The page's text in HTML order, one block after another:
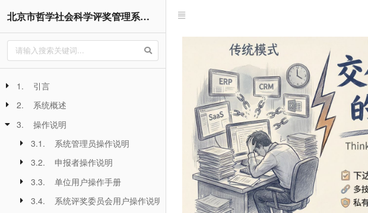
北京市哲学社会科学评奖管理系统用户操作手册
1. 引言
2. 系统概述
3. 操作说明
3.1. 系统管理员操作说明
3.2. 申报者操作说明
3.3. 单位用户操作手册
3.4. 系统评奖委员会用户操作说明